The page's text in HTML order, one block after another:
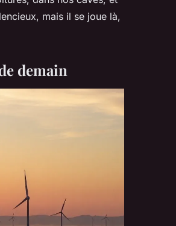
mais il se joue là,
demain